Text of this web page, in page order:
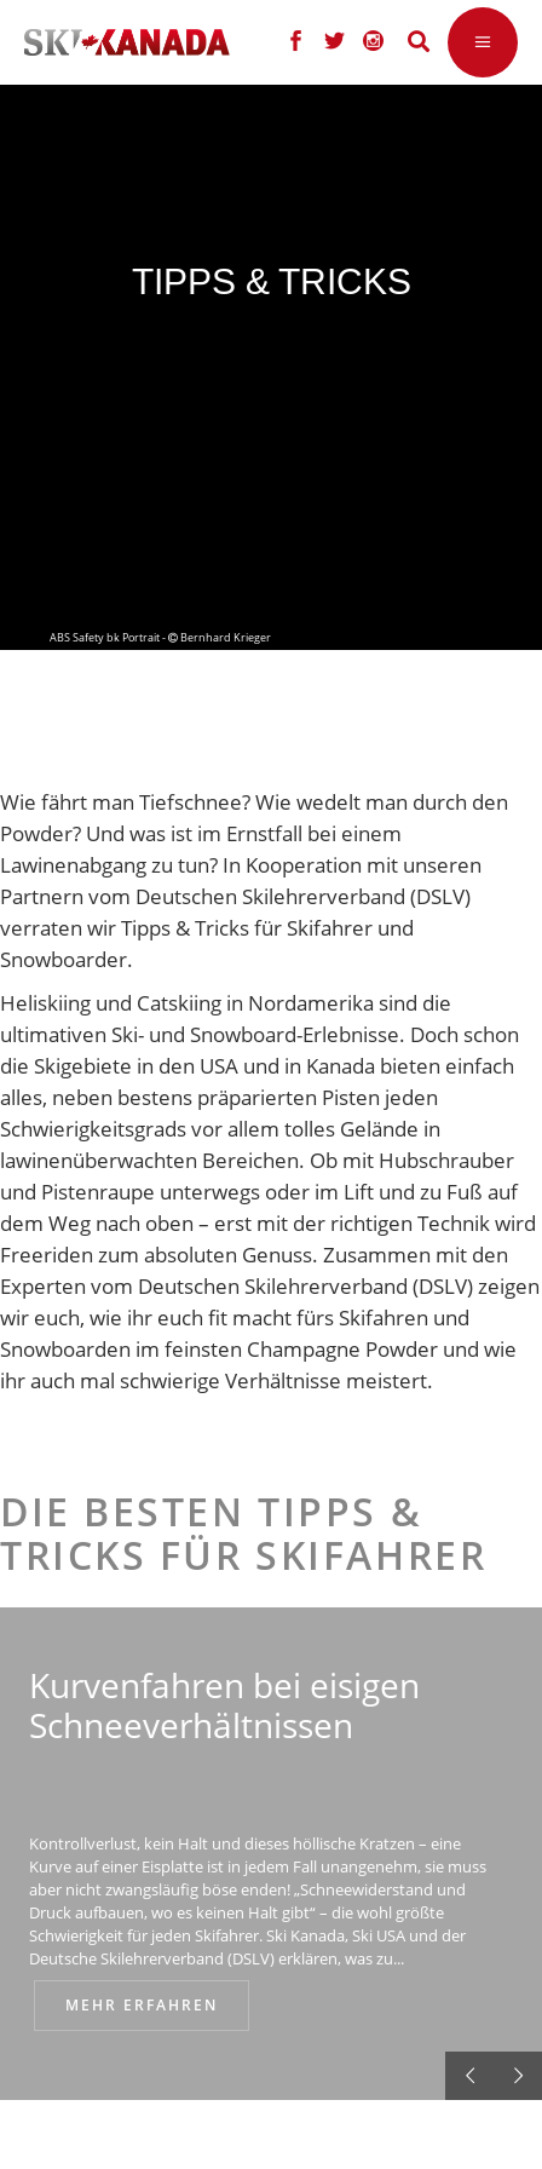
TIPPS & TRICKS
ABS Safety bk Portrait - Bernhard Krieger
Wie fährt man Tiefschnee? Wie wedelt man durch den
Powder? Und was ist im Ernstfall bei einem
Lawinenabgang zu tun? In Kooperation mit unseren
Partnern vom Deutschen Skilehrerverband (DSLV)
verraten wir Tipps & Tricks für Skifahrer und
Snowboarder.
Heliskiing und Catskiing in Nordamerika sind die
ultimativen Ski- und Snowboard-Erlebnisse. Doch schon
die Skigebiete in den USA und in Kanada bieten einfach
alles, neben bestens präparierten Pisten jeden
Schwierigkeitsgrads vor allem tolles Gelände in
lawinenüberwachten Bereichen. Ob mit Hubschrauber
und Pistenraupe unterwegs oder im Lift und zu Fuß auf
dem Weg nach oben – erst mit der richtigen Technik wird
Freeriden zum absoluten Genuss. Zusammen mit den
Experten vom Deutschen Skilehrerverband (DSLV) zeigen
wir euch, wie ihr euch fit macht fürs Skifahren und
Snowboarden im feinsten Champagne Powder und wie
ihr auch mal schwierige Verhältnisse meistert.
DIE BESTEN TIPPS &
TRICKS FÜR SKIFAHRER
Kurvenfahren bei eisigen
Schneeverhältnissen
MEHR ERFAHREN
Kontrollverlust, kein Halt und dieses höllische Kratzen – eine
Kurve auf einer Eisplatte ist in jedem Fall unangenehm, sie muss
aber nicht zwangsläufig böse enden! „Schneewiderstand und
Druck aufbauen, wo es keinen Halt gibt“ – die wohl größte
Schwierigkeit für jeden Skifahrer. Ski Kanada, Ski USA und der
Deutsche Skilehrerverband (DSLV) erklären, was zu...